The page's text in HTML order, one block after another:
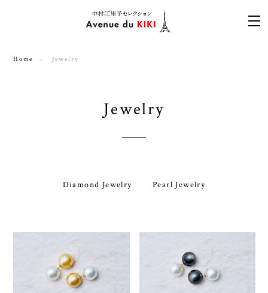
Home Jewelry
Jewelry
Diamond Jewelry Pearl Jewelry